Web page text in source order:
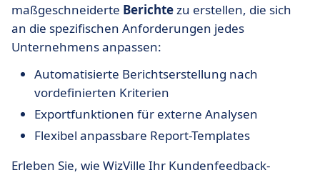
maßgeschneiderte Berichtezu erstellen, die sich
an die spezifischen Anforderungen jedes
Unternehmens anpassen:
Automatisierte Berichtserstellung nach
vordefinierten Kriterien
Exportfunktionen für externe Analysen
Flexibel anpassbare Report-Templates
Erleben Sie, wie WizVille Ihr Kundenfeedback-